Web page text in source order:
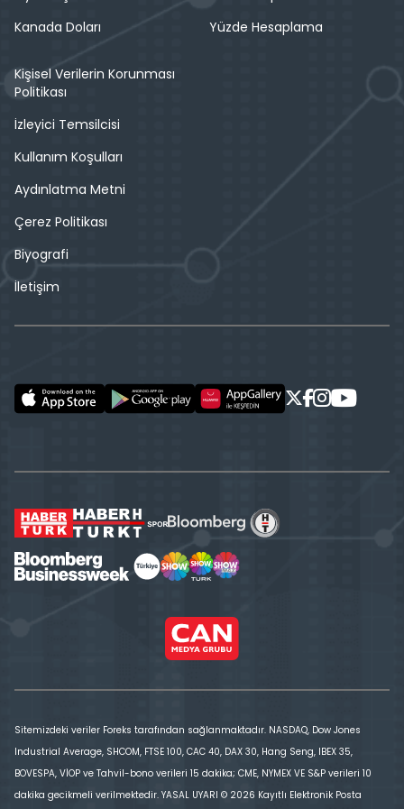
Kanada Doları
Yüzde Hesaplama
Kişisel Verilerin Korunması
Politikası
İzleyici Temsilcisi
Kullanım Koşulları
Aydınlatma Metni
Çerez Politikası
Biyografi
İletişim
Sitemizdeki veriler Foreks tarafından sağlanmaktadır. NASDAQ, Dow Jones
Industrial Average, SHCOM, FTSE 100, CAC 40, DAX 30, Hang Seng, IBEX 35,
BOVESPA, VİOP ve Tahvil-bono verileri 15 dakika; CME, NYMEX VE S&P verileri 10
dakika gecikmeli verilmektedir. YASAL UYARI © 2026 Kayıtlı Elektronik Posta